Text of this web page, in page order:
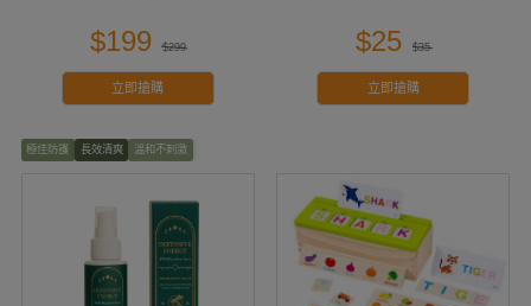
$199 $299
立即搶購
$25 $35
立即搶購
極佳防護 長效清爽 溫和不刺激